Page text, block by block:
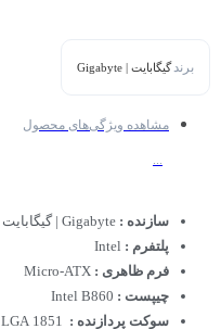
برند گیگابایت | Gigabyte
مشاهده ویژگی‌های محصول
سازنده :
پلتفرم :
فرم ظاهری :
چیپست :
سوکت پردازنده :
LGA 1851